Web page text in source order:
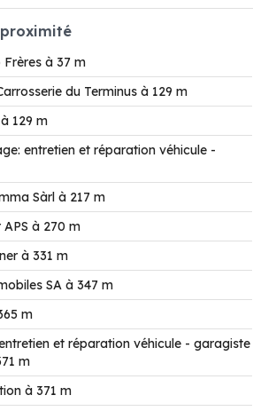
à 37 m
du Terminus à 129 m
129 m
entretien et réparation véhicule -
Sàrl à 217 m
à 270 m
à 331 m
SA à 347 m
m
et réparation véhicule - garagiste
m
à 371 m